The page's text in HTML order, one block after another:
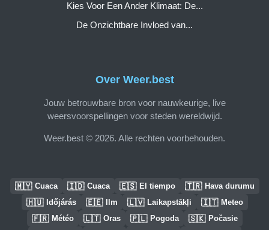
Over Weer.best
Jouw betrouwbare bron voor nauwkeurige, live
weersvoorspellingen voor steden wereldwijd.
Weer.best © 2026. Alle rechten voorbehouden.
Kies Voor Een Ander Klimaat: De...
De Onzichtbare Invloed van...
🇲🇾 Cuaca 🇮🇩 Cuaca 🇪🇸 El tiempo 🇹🇷 Hava durumu
🇭🇺 Időjárás 🇪🇪 Ilm 🇱🇻 Laikapstākļi 🇮🇹 Meteo
🇫🇷 Météo 🇱🇹 Oras 🇵🇱 Pogoda 🇸🇰 Počasie